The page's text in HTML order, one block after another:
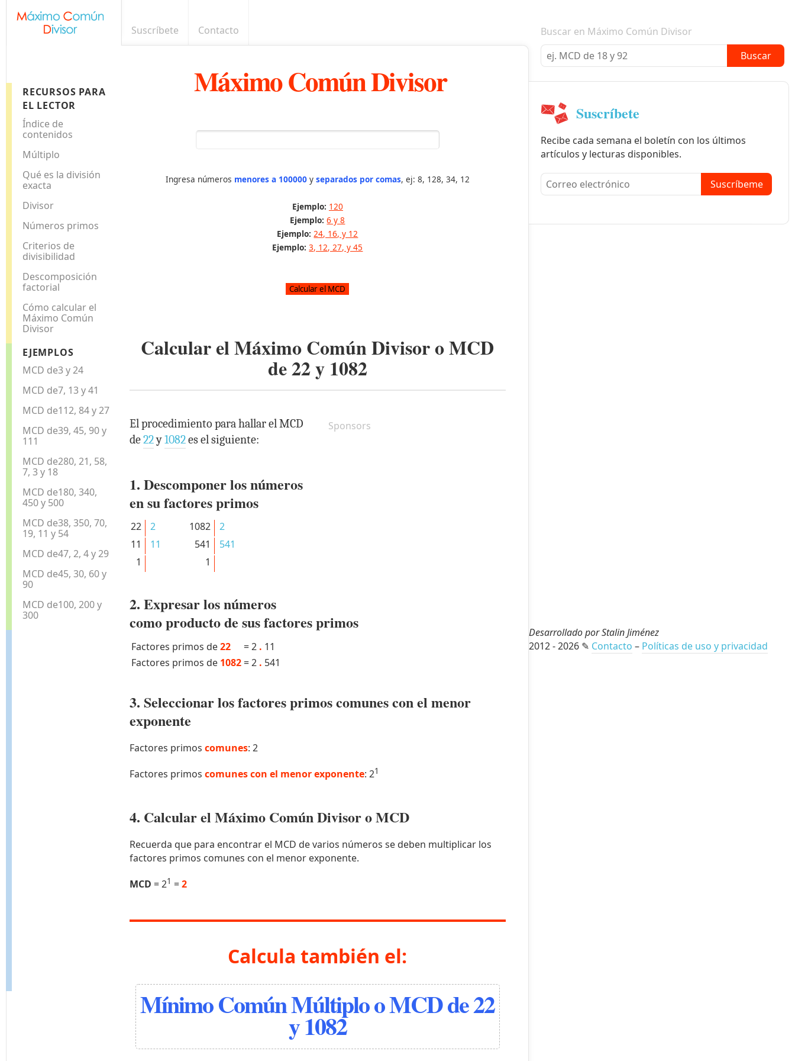
Suscríbete Contacto Boletín informativo
RECURSOS PARA
EL LECTOR
Índice de
contenidos
Múltiplo
Qué es la división
exacta
Divisor
Números primos
Criterios de
divisibilidad
Descomposición
factorial
Cómo calcular el
Máximo Común
Divisor
EJEMPLOS
MCD de3 y 24
MCD de7, 13 y 41
MCD de112, 84 y 27
MCD de39, 45, 90 y
111
MCD de280, 21, 58,
7, 3 y 18
MCD de180, 340,
450 y 500
MCD de38, 350, 70,
19, 11 y 54
MCD de47, 2, 4 y 29
MCD de45, 30, 60 y
90
MCD de100, 200 y
300
Máximo Común Divisor
Ingresa números menores a 100000y separados por comas, ej: 8, 128, 34, 12
Ejemplo: 120
Ejemplo: 6 y 8
Ejemplo: 24, 16, y 12
Ejemplo: 3, 12, 27, y 45
Calcular el Máximo Común Divisor o MCD
de22y 1082
Sponsors
El procedimiento para hallar el MCD
de22y1082es el siguiente:
1. Descomponer los números
en su factores primos
22
2
11
11
1
1082
2
541
541
1
2. Expresar los números
como producto de sus factores primos
Factores primos de22 =2 . 11
Factores primos de 1082 =2 . 541
3. Seleccionar los factores primos comunes con el menor
exponente
Factores primos comunes: 2
Factores primos comunes con el menor exponente: 21
4. Calcular el Máximo Común Divisor o MCD
Recuerda que para encontrar el MCD de varios números se deben multiplicar los
factores primos comunes con el menor exponente.
MCD = 21 =2
Calcula también el:
Mínimo Común Múltiplo o MCD de 22
y 1082
Buscar en Máximo Común Divisor
Buscar
Suscríbete
Recibe cada semana el boletín con los últimos
artículos y lecturas disponibles.
Suscríbeme
Desarrollado por Stalin Jiménez
2012 - 2026 ✎ Contacto – Políticas de uso y privacidad